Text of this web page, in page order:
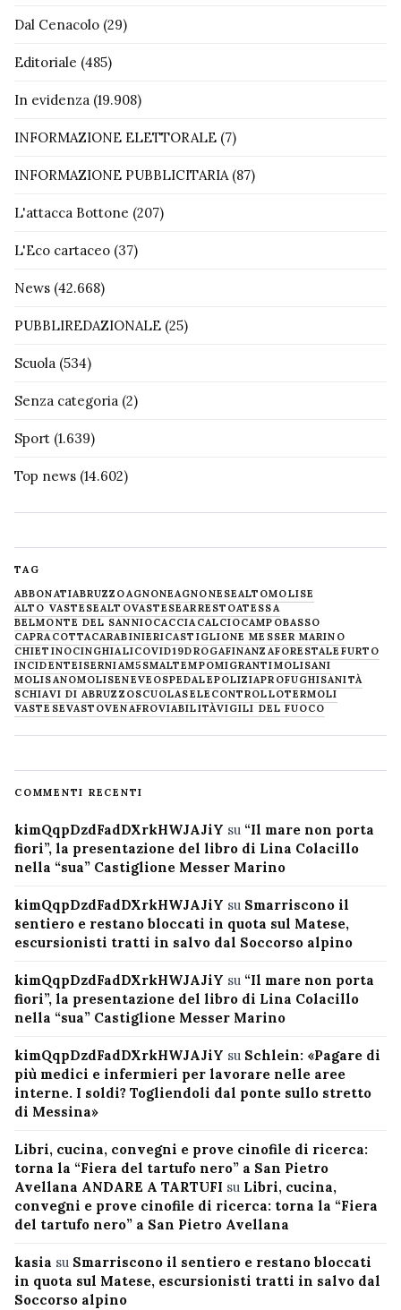
Dal Cenacolo (29)
Editoriale (485)
In evidenza (19.908)
INFORMAZIONE ELETTORALE (7)
INFORMAZIONE PUBBLICITARIA(87)
L'attacca Bottone (207)
L'Eco cartaceo (37)
News (42.668)
PUBBLIREDAZIONALE (25)
Scuola (534)
Senza categoria (2)
Sport (1.639)
Top news (14.602)
TAG
ABBONATIABRUZZOAGNONEAGNONESEALTOMOLISE
ALTO VASTESEALTOVASTESEARRESTOATESSA
BELMONTE DEL SANNIOCACCIACALCIOCAMPOBASSO
CAPRACOTTACARABINIERICASTIGLIONE MESSER MARINO
CHIETINOCINGHIALICOVID19DROGAFINANZAFORESTALE FURTO
INCIDENTEISERNIAM5SMALTEMPOMIGRANTIMOLISANI
MOLISANOMOLISENEVE OSPEDALEPOLIZIAPROFUGHISANITÀ
SCHIAVI DI ABRUZZOSCUOLASELECONTROLLOTERMOLI
VASTESEVASTOVENAFROVIABILITÀVIGILI DEL FUOCO
COMMENTI RECENTI
kimQqpDzdFadDXrkHWJAJiY su “Il mare non porta
fiori”, la presentazione del libro di Lina Colacillo
nella “sua” Castiglione Messer Marino
kimQqpDzdFadDXrkHWJAJiY su Smarriscono il
sentiero e restano bloccati in quota sul Matese,
escursionisti tratti in salvo dal Soccorso alpino
kimQqpDzdFadDXrkHWJAJiY su “Il mare non porta
fiori”, la presentazione del libro di Lina Colacillo
nella “sua” Castiglione Messer Marino
kimQqpDzdFadDXrkHWJAJiY su Schlein: «Pagare di
più medici e infermieri per lavorare nelle aree
interne. I soldi? Togliendoli dal ponte sullo stretto
di Messina»
Libri, cucina, convegni e prove cinofile di ricerca:
torna la “Fiera del tartufo nero” a San Pietro
Avellana ANDARE A TARTUFI su Libri, cucina,
convegni e prove cinofile di ricerca: torna la “Fiera
del tartufo nero” a San Pietro Avellana
kasia su Smarriscono il sentiero e restano bloccati
in quota sul Matese, escursionisti tratti in salvo dal
Soccorso alpino